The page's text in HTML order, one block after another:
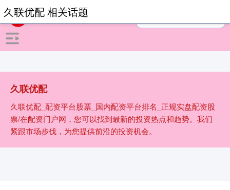
久联优配
久联优配_配资平台股票_国内配资平台排名_正规实盘配资股
票/在配资门户网，您可以找到最新的投资热点和趋势。我们
紧跟市场步伐，为您提供前沿的投资机会。
久联优配 相关话题